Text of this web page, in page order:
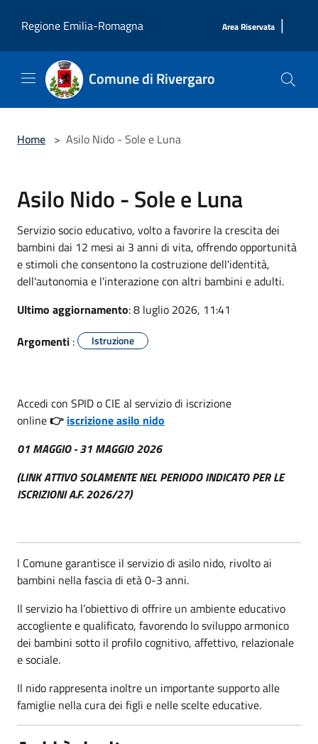
Regione Emilia-Romagna
Area Riservata |
Comune di Rivergaro
Home > Asilo Nido - Sole e Luna
Asilo Nido - Sole e Luna
Servizio socio educativo, volto a favorire la crescita dei
bambini dai 12 mesi ai 3 anni di vita, offrendo opportunità
e stimoli che consentono la costruzione dell'identità,
dell'autonomia e l'interazione con altri bambini e adulti.
Ultimo aggiornamento: 8 luglio 2026, 11:41
Argomenti : Istruzione
Accedi con SPID o CIE al servizio di iscrizione
online👉 iscrizione asilo nido
01 MAGGIO - 31 MAGGIO 2026
(LINK ATTIVO SOLAMENTE NEL PERIODO INDICATO PER LE
ISCRIZIONI A.F. 2026/27)
l Comune garantisce il servizio di asilo nido, rivolto ai
bambini nella fascia di età 0-3 anni.
Il servizio ha l’obiettivo di offrire un ambiente educativo
accogliente e qualificato, favorendo lo sviluppo armonico
dei bambini sotto il profilo cognitivo, affettivo, relazionale
e sociale.
Il nido rappresenta inoltre un importante supporto alle
famiglie nella cura dei figli e nelle scelte educative.